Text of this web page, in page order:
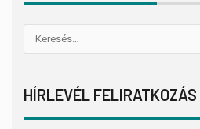
HÍRLEVÉL FELIRATKOZÁS